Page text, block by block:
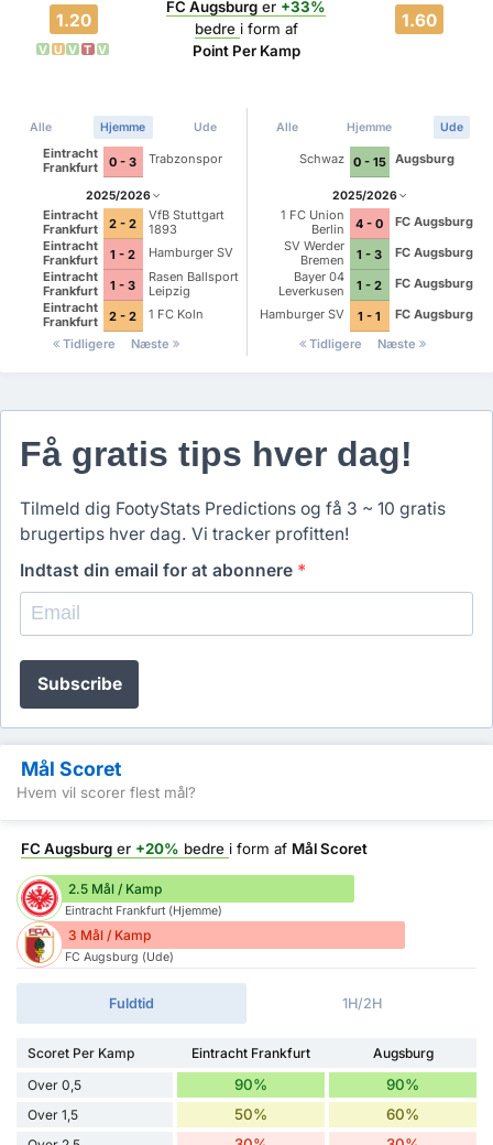
1.20
V U V T V
FC Augsburg er +33%
bedre i form af
Point Per Kamp
1.60
Alle Hjemme Ude
Eintracht
Frankfurt
0 - 3 Trabzonspor
2025/2026
Eintracht
Frankfurt
2 - 2
VfB Stuttgart
1893
Eintracht
Frankfurt
1 - 2
Hamburger SV
Eintracht
Frankfurt
1 - 3
Rasen Ballsport
Leipzig
Eintracht
Frankfurt
2 - 2
1 FC Koln
Tidligere
Næste
Alle Hjemme Ude
Schwaz 0 - 15 Augsburg
2025/2026
1 FC Union
Berlin
4 - 0
FC Augsburg
SV Werder
Bremen
1 - 3
FC Augsburg
Bayer 04
Leverkusen
1 - 2
FC Augsburg
Hamburger SV
1 - 1
FC Augsburg
Tidligere
Næste
Få gratis tips hver dag!
Tilmeld dig FootyStats Predictions og få 3 ~ 10 gratis
brugertips hver dag. Vi tracker profitten!
Indtast din email for at abonnere *
Subscribe
Mål Scoret
Hvem vil scorer flest mål?
FC Augsburg er +20% bedre i form af Mål Scoret
2.5 Mål / Kamp
Eintracht Frankfurt (Hjemme)
3 Mål / Kamp
FC Augsburg (Ude)
Fuldtid 1H/2H
Scoret Per Kamp Eintracht Frankfurt
Augsburg
Over 0,5
90% 90%
Over 1,5 50% 60%